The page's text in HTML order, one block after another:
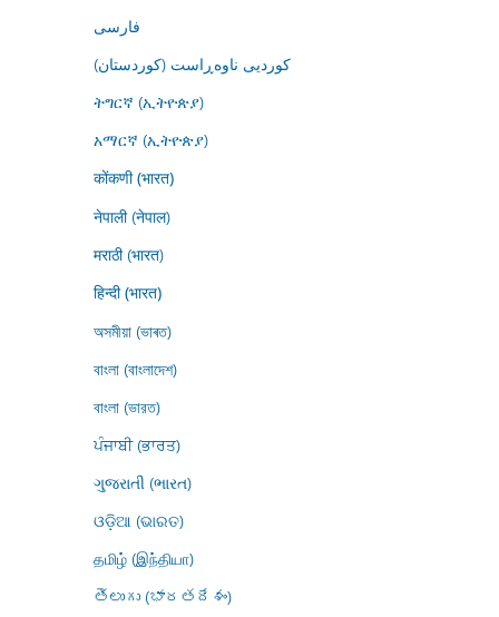
فارسى
کوردیی ناوەڕاست (کوردستان)
ትግርኛ (ኢትዮጵያ)
አማርኛ (ኢትዮጵያ)
कोंकणी (भारत)
नेपाली (नेपाल)
मराठी (भारत)
हिन्दी (भारत)
অসমীয়া (ভাৰত)
বাংলা (বাংলাদেশ)
বাংলা (ভারত)
ਪੰਜਾਬੀ (ਭਾਰਤ)
ગુજરાતી (ભારત)
ଓଡ଼ିଆ (ଭାରତ)
தமிழ் (இந்தியா)
తెలుగు (భారతదేశం)